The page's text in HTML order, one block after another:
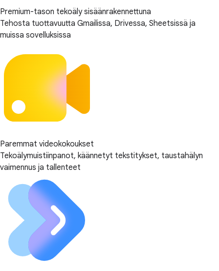
Premium-tason tekoäly sisäänrakennettuna
Tehosta tuottavuutta Gmailissa, Drivessa, Sheetsissä ja
muissa sovelluksissa
Paremmat videokokoukset
Tekoälymuistiinpanot, käännetyt tekstitykset, taustahälyn
vaimennus ja tallenteet